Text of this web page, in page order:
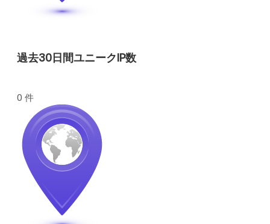
過去30日間ユニークIP数
0 件